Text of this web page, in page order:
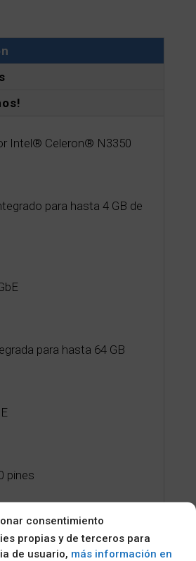
consentimiento
propias y de terceros para
de usuario, más información en
Intel® Celeron® N3350
para hasta 4 GB de
para hasta 64 GB
pines
con el sistema operativo:
Windows